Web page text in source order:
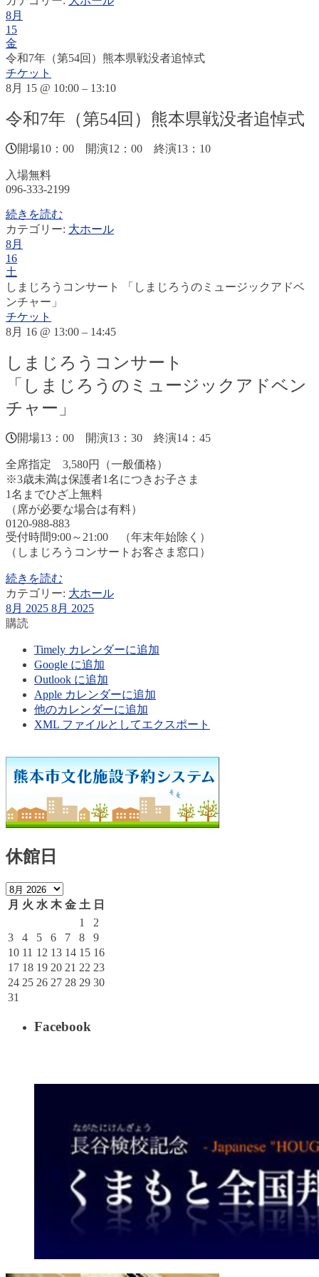
8月
15
金
令和7年（第54回）熊本県戦没者追悼式
チケット
8月 15 @ 10:00 – 13:10
令和7年（第54回）熊本県戦没者追悼式
開場10：00 開演12：00 終演13：10
入場無料
096-333-2199
続きを読む
カテゴリー: 大ホール
8月
16
土
しまじろうコンサート 「しまじろうのミュージックアドベ
ンチャー」
チケット
8月 16 @ 13:00 – 14:45
しまじろうコンサート
「しまじろうのミュージックアドベン
チャー」
開場13：00 開演13：30 終演14：45
全席指定 3,580円（一般価格）
※3歳未満は保護者1名につきお子さま
1名までひざ上無料
（席が必要な場合は有料）
0120-988-883
受付時間9:00～21:00 （年末年始除く）
（しまじろうコンサートお客さま窓口）
続きを読む
カテゴリー: 大ホール
8月 2025 8月 2025
購読
Timely カレンダーに追加
Google に追加
Outlook に追加
Apple カレンダーに追加
他のカレンダーに追加
XML ファイルとしてエクスポート
休館日
月 火 水 木 金 土 日
1
2
3
4 5 6 7 8
9
10 11 12 13 14 15 16
17 18 19 20 21 22 23
24 25 26 27 28 29 30
31
Facebook